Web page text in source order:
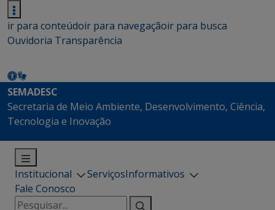
ir para conteúdoir para navegaçãoir para busca
Ouvidoria Transparência
SEMADESC
Secretaria de Meio Ambiente, Desenvolvimento, Ciência,
Tecnologia e Inovação
Institucional ServiçosInformativos
Fale Conosco
Pesquisar